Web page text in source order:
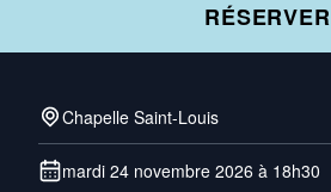
RÉSERVER
Chapelle Saint-Louis
mardi 24 novembre 2026 à 18h30